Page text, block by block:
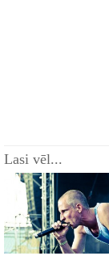
Lasi vēl...